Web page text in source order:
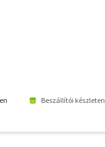
Beszállítói készleten